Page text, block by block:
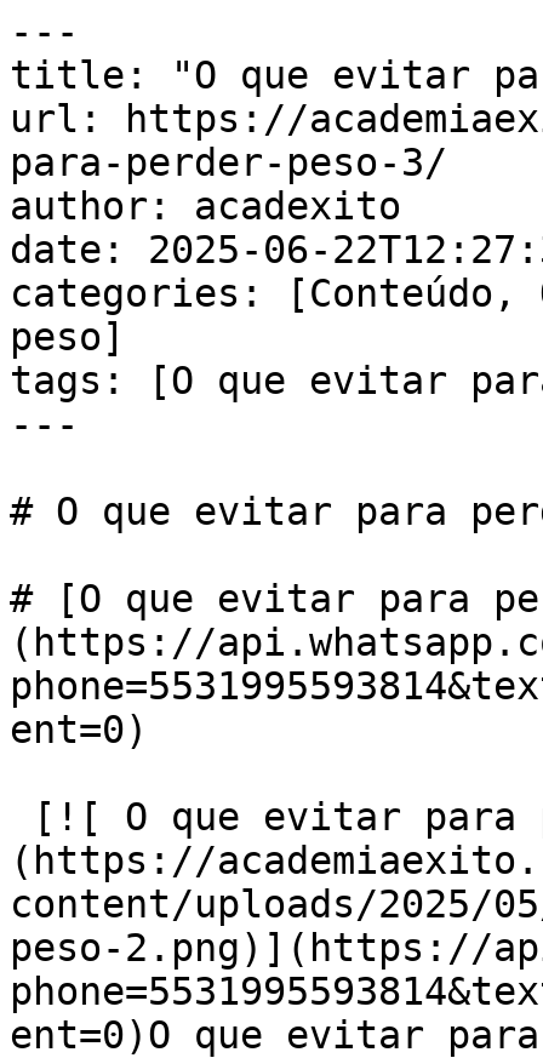
---
title: "O que evitar
url: https://
para-perder-peso-3/
author: acadexito
date: 2025-06-
categories:
peso]
tags: [O que evitar
---
# O que evitar para
# [O que evitar para
(https://
ent=0)
(https://
content/uploads/2025/
peso-2.png)](https://
ent=0)O que evitar